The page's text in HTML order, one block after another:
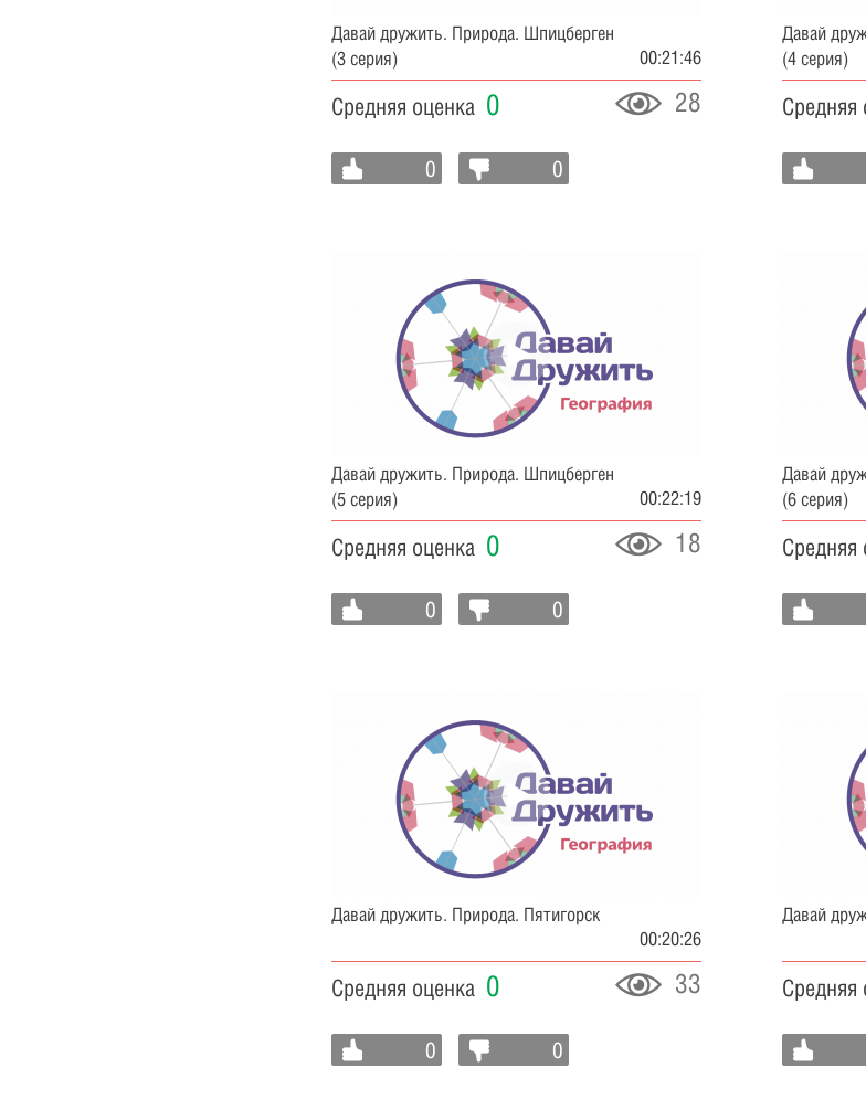
Давай дружить. Природа. Шпицберген
(3 серия)
00:21:46
Средняя оценка 0 28
0 0
Давай
(4 серия)
Средняя
Давай дружить. Природа. Шпицберген
(5 серия)
00:22:19
Средняя оценка 0 18
0 0
Давай
(6 серия)
Средняя
Давай дружить. Природа. Пятигорск
00:20:26
Средняя оценка 0 33
0 0
Давай
Средняя